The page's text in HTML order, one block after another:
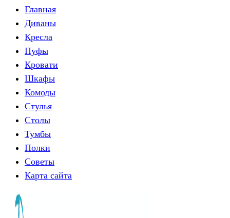
Главная
Диваны
Кресла
Пуфы
Кровати
Шкафы
Комоды
Стулья
Столы
Тумбы
Полки
Советы
Карта сайта